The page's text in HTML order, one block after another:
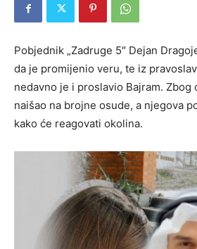
Pobjednik „Zadruge 5″ Dejan
da je promijenio veru, te iz
nedavno je i proslavio Bajram. Zbog
naišao na brojne osude, a njegova
kako će reagovati okolina.